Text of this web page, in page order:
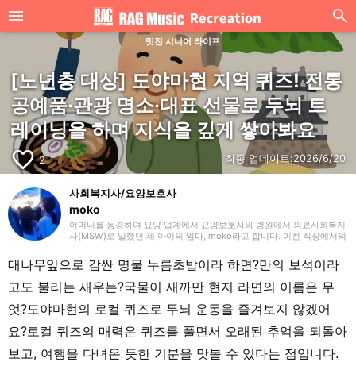
멋진 시니어 라이프
[노년층 대상] 도야마현 지역 퀴즈! 전통
공예품·관광 명소·대표 선물로 두뇌 트
레이닝을 하며 지식을 깊게 쌓아봐요
favorite_border 2 최종 업데이트:2026/6/20
사회복지사/요양보호사
moko
어머니를 동경하여 요양 업계에서 요양보호사와 병원에서 의료사회복지
사(MSW)로 일했던 세 아이의 엄마, moko라고 합니다. 이전 직장에서의
니다.
대나무잎으로 감싼 명물 누름초밥이라 하면?만의 보석이라
고도 불리는 새우는?국물이 새까만 현지 라면의 이름은 무
엇?도야마현의 로컬 퀴즈로 두뇌 운동을 즐겨보지 않겠어
요?로컬 퀴즈의 매력은 퀴즈를 풀면서 오래된 추억을 되돌아
보고, 여행을 다녀온 듯한 기분을 맛볼 수 있다는 점입니다.